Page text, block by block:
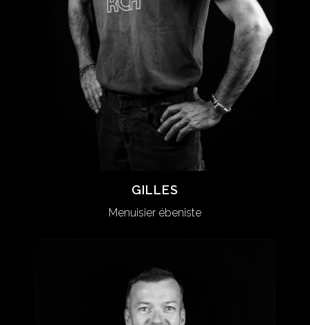
GILLES
Menuisier ébeniste
GILLES
Menuisier ébeniste